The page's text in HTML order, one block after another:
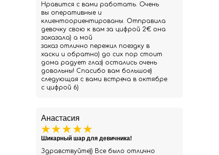
Нравится с вами работать. Очень
вы оперативные и
клиентоориентированы. Отправила
девочку свою к вам за цифрой 2€ она
заказала) а мой
заказ отлично пережил поездку в
хаски и обратно) до сих пор стоит
дома радует глаз) остались очень
довольны! Спасибо вам большое)
следующая с вами встреча в октябре
с цифрой 6)
Анастасия
Здравствуйте)) Все было отлично
Шикарный шар для девичника!